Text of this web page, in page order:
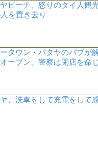
ビーチ、怒りのタイ人観
を置き去り
タウン・パタヤのパブが
ープン、警察は閉店を命
、洗車をして充電をして